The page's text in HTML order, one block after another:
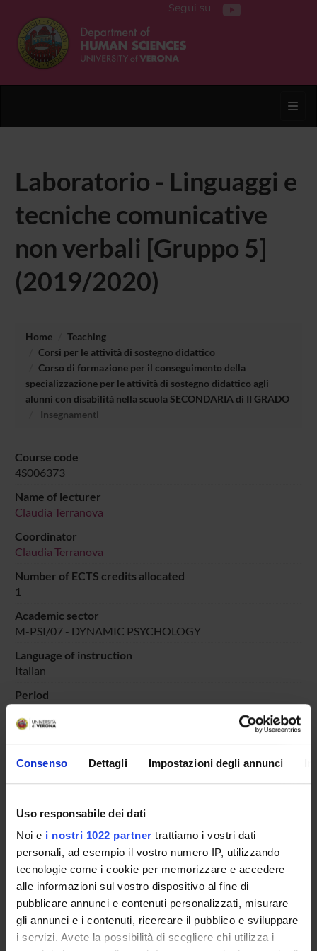
Consenso Dettagli Impostazioni degli annunci
Uso responsabile dei dati
Noi e i nostri 1022 partner trattiamo i vostri dati
personali, ad esempio il vostro numero IP, utilizzando
tecnologie come i cookie per memorizzare e accedere
alle informazioni sul vostro dispositivo al fine di
pubblicare annunci e contenuti personalizzati, misurare
gli annunci e i contenuti, ricercare il pubblico e sviluppare
i servizi. Avete la possibilità di scegliere chi utilizza i
Segui su
Laboratorio - Linguaggi e
tecniche comunicative
non verbali [Gruppo 5]
(2019/2020)
Home
Teaching
Corsi per le attività di sostegno didattico
Corso di formazione per il conseguimento della
specializzazione per le attività di sostegno didattico agli
alunni con disabilità nella scuola SECONDARIA di II GRADO
Insegnamenti
Course code
4S006373
Name of lecturer
Claudia Terranova
Coordinator
Claudia Terranova
Number of ECTS credits allocated
1
Academic sector
M-PSI/07 - DYNAMIC PSYCHOLOGY
Language of instruction
Italian
Period
Course news
Seminars related to the course
Go to lesson schedule
Overview
Enrolment Policy
Courses